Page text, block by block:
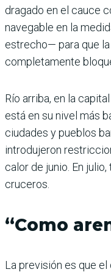
dragado en el cauce
navegable en la
estrecho— para que
completamente
Río arriba, en la
está en su nivel más
ciudades y pueblos
introdujeron
calor de junio. En
cruceros.
“Como
La previsión es que